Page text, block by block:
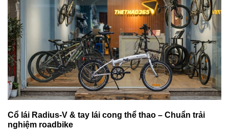
Cổ lái Radius-V & tay lái cong thể thao – Chuẩn trải
nghiệm roadbike